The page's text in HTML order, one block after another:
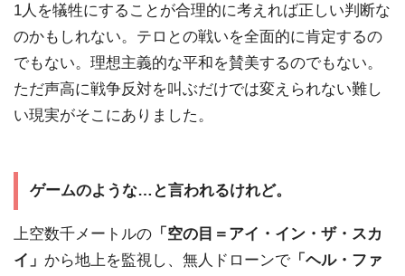
1人を犠牲にすることが合理的に考えれば正しい判断な
のかもしれない。テロとの戦いを全面的に肯定するの
でもない。理想主義的な平和を賛美するのでもない。
ただ声高に戦争反対を叫ぶだけでは変えられない難し
い現実がそこにありました。
ゲームのような…と言われるけれど。
上空数千メートルの 「空の目＝アイ・イン・ザ・スカ
イ」 から地上を監視し、無人ドローンで 「ヘル・ファ